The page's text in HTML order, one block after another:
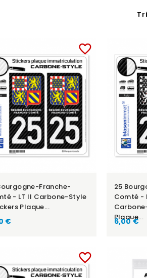
favorite_border
Franche-
- LT II Carbone-Style
Plaque...
€
25
Comté -
Plaque...
6,00 €
favorite_border